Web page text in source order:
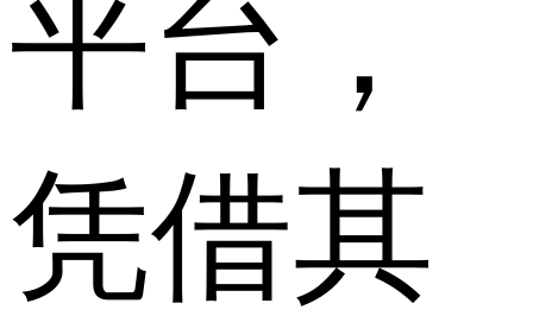
平台，
凭借其